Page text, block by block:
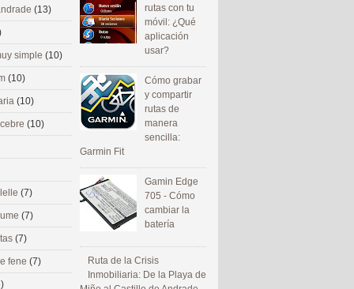
rutas con tu
móvil: ¿Qué
aplicación
usar?
Cómo grabar
y compartir
rutas de
manera
sencilla:
Garmin Fit
Gamin Edge
705 - Cómo
cambiar la
batería
Ruta de la Crisis
Inmobiliaria: De la Playa de
(13)
simple (10)
(10)
(10)
(10)
(7)
(7)
(7)
fene (7)